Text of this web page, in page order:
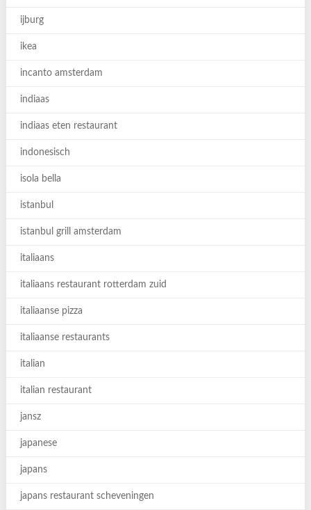
ijburg
ikea
incanto amsterdam
indiaas
indiaas eten restaurant
indonesisch
isola bella
istanbul
istanbul grill amsterdam
italiaans
italiaans restaurant rotterdam zuid
italiaanse pizza
italiaanse restaurants
italian
italian restaurant
jansz
japanese
japans
japans restaurant scheveningen